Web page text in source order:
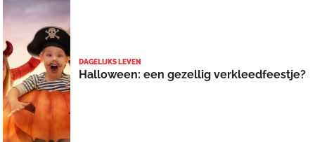
DAGELIJKS LEVEN
Halloween: een gezellig verkleedfeestje?